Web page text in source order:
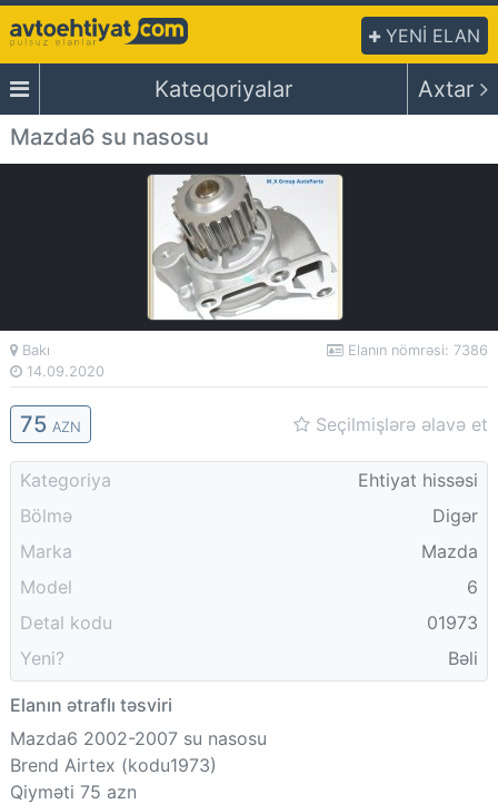
YENİ ELAN
Kateqoriyalar
Axtar
Mazda6 su nasosu
Bakı
14.09.2020
Elanın nömrəsi: 7386
75 AZN Seçilmişlərə əlavə et
Kategoriya
Ehtiyat hissəsi
Bölmə
Digər
Marka
Mazda
Model
6
Detal kodu
01973
Yeni?
Bəli
Elanın ətraflı təsviri
Mazda6 2002-2007 su nasosu
Brend Airtex (kodu1973)
Qiyməti 75 azn